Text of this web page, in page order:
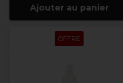
Ajouter au panier
OFFRE